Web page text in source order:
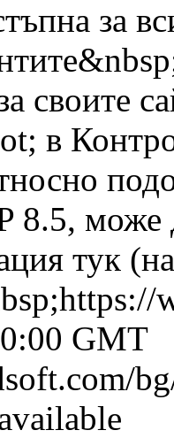
за
своите
в
8.5,
тук (на
GMT